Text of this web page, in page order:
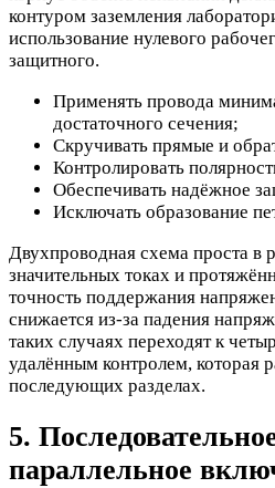
контуром заземления
использование нулевого
защитного.
Применять провода
достаточного сечения;
Скручивать прямые и
Контролировать
Обеспечивать надёжное
Исключать образование
Двухпроводная схема проста в
значительных токах и
точность поддержания
снижается из-за падения
таких случаях переходят к
удалённым контролем, которая
последующих разделах.
5.
параллельное